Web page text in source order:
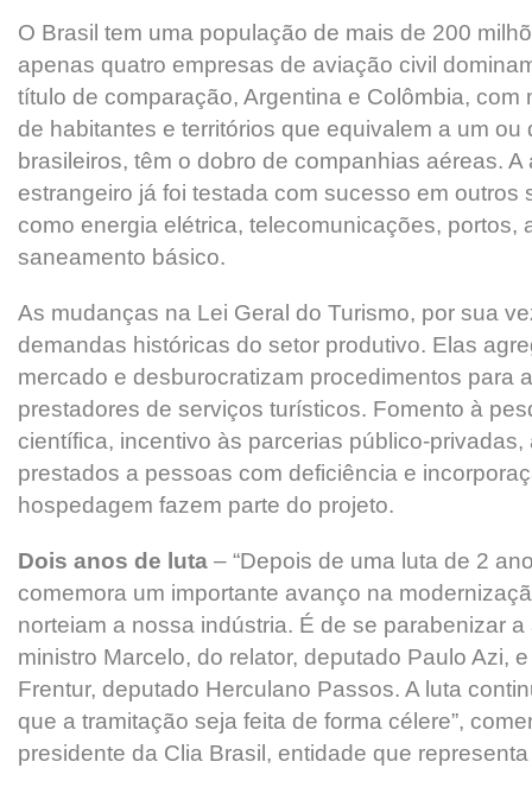
O Brasil tem uma população de mais de 200
apenas quatro empresas de aviação civil
título de comparação, Argentina e Colômbia, com
de habitantes e territórios que equivalem a um ou
brasileiros, têm o dobro de companhias aéreas. A
estrangeiro já foi testada com sucesso em outros
como energia elétrica, telecomunicações, portos,
saneamento básico.
As mudanças na Lei Geral do Turismo, por sua
demandas históricas do setor produtivo. Elas
mercado e desburocratizam procedimentos para
prestadores de serviços turísticos. Fomento à
científica, incentivo às parcerias público-
prestados a pessoas com deficiência e
hospedagem fazem parte do projeto.
Dois anos de luta – “Depois de uma luta de 2
comemora um importante avanço na
norteiam a nossa indústria. É de se parabenizar
ministro Marcelo, do relator, deputado Paulo Azi,
Frentur, deputado Herculano Passos. A luta
que a tramitação seja feita de forma célere”,
presidente da Clia Brasil, entidade que